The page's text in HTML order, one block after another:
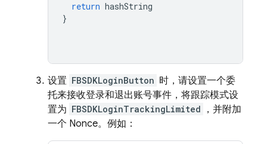
return hashString
}
设置 FBSDKLoginButton 时，请设置一个委
托来接收登录和退出账号事件，将跟踪模式设
置为 FBSDKLoginTrackingLimited
，并附加
一个 Nonce。例如：